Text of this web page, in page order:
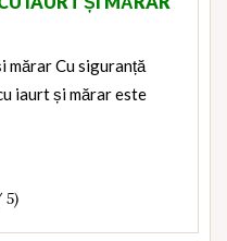
mărar Cu siguranță
iaurt și mărar este
5)